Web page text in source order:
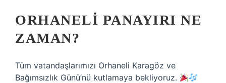
ORHANELI PANAYIRI NE
ZAMAN?
Tüm vatandaşlarımızı Orhaneli Karagöz ve
Bağımsızlık Günü’nü kutlamaya bekliyoruz.